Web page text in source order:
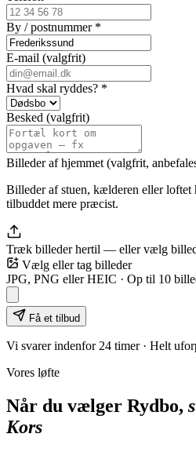
By / postnummer *
E-mail (valgfrit)
Hvad skal ryddes? *
Besked (valgfrit)
Billeder af hjemmet (valgfrit,
Billeder af stuen, kælderen eller
tilbuddet mere præcist.
Træk billeder hertil — ellervælg
Vælg eller tag billeder
JPG, PNG eller HEIC · Op til 10
Få et tilbud
Vi svarer indenfor 24 timer · Helt
Vores løfte
Når du vælger Rydbo,
Kors